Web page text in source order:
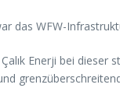
das WFW-
Enerji bei